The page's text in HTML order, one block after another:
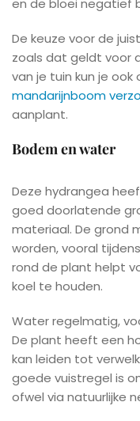
en de bloei negatief
De keuze voor de
zoals dat geldt voor
van je tuin kun je ook
mandarijnboom
aanplant.
Bodem en water
Deze hydrangea
goed doorlatende
materiaal. De grond
worden, vooral
rond de plant helpt
koel te houden.
Water regelmatig,
De plant heeft een
kan leiden tot
goede vuistregel is
ofwel via natuurlijke